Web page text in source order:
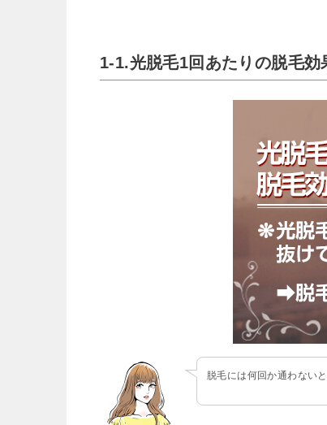
1-1.光脱毛1回あたりの脱毛
脱毛には何回か通わない